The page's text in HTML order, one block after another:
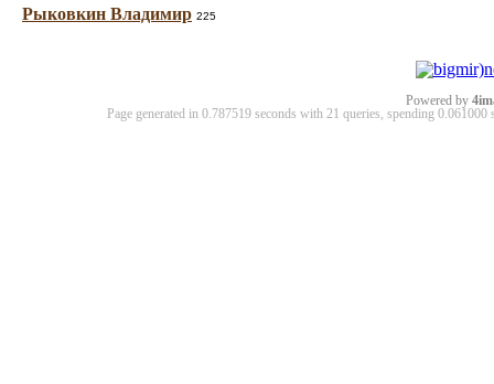
Рыковкин Владимир 225
Powered by
Page generated in 0.787519 seconds with 21 queries, spending